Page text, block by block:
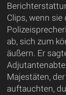
Clips, wenn sie
ab, sich zum
äußern. Er
Majestäten,
auftauchten,